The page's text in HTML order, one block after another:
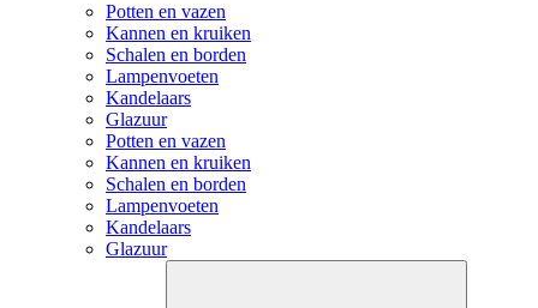
Potten en vazen
Kannen en kruiken
Schalen en borden
Lampenvoeten
Kandelaars
Glazuur
Potten en vazen
Kannen en kruiken
Schalen en borden
Lampenvoeten
Kandelaars
Glazuur